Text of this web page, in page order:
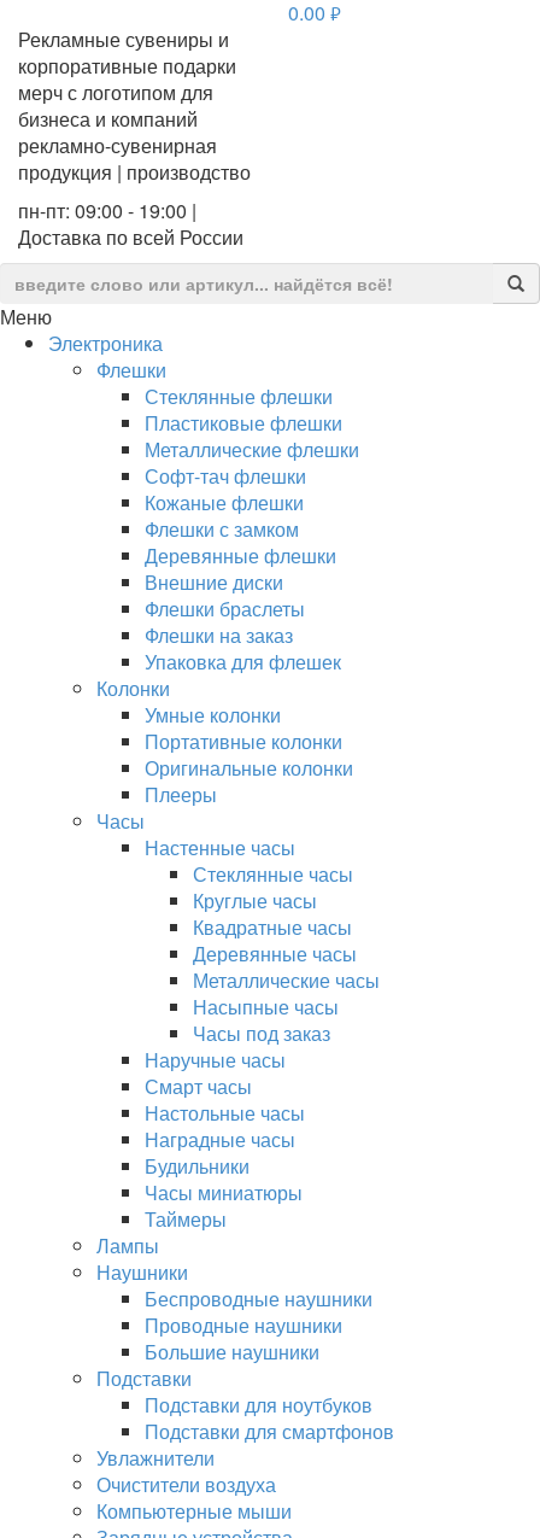
Рекламные сувениры и
корпоративные подарки
мерч с логотипом для
бизнеса и компаний
рекламно-сувенирная
продукция | производство
пн-пт: 09:00 - 19:00 |
Доставка по всей России
0.00 руб.
Меню
Электроника
Флешки
Стеклянные флешки
Пластиковые флешки
Металлические флешки
Софт-тач флешки
Кожаные флешки
Флешки с замком
Деревянные флешки
Внешние диски
Флешки браслеты
Флешки на заказ
Упаковка для флешек
Колонки
Умные колонки
Портативные колонки
Оригинальные колонки
Плееры
Часы
Настенные часы
Стеклянные часы
Круглые часы
Квадратные часы
Деревянные часы
Металлические часы
Насыпные часы
Часы под заказ
Наручные часы
Смарт часы
Настольные часы
Наградные часы
Будильники
Часы миниатюры
Таймеры
Лампы
Наушники
Беспроводные наушники
Проводные наушники
Большие наушники
Подставки
Подставки для ноутбуков
Подставки для смартфонов
Увлажнители
Очистители воздуха
Компьютерные мыши